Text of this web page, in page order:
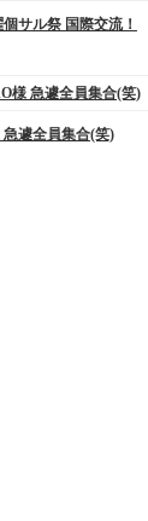
サル祭 国際交流！
遽全員集合(笑)